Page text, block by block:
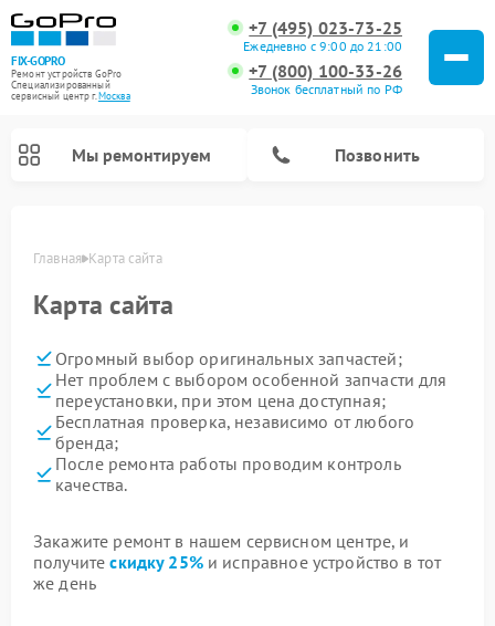
FIX-GOPRO
Ремонт устройств GoPro
Специализированный
cервисный центр г.Москва
+7 (495) 023-73-25
Ежедневно с 9:00 до 21:00
+7 (800) 100-33-26
Звонок бесплатный по РФ
Мы ремонтируем Позвонить
Главная Карта сайта
Карта сайта
Огромный выбор оригинальных запчастей;
Нет проблем с выбором особенной запчасти для
переустановки, при этом цена доступная;
Бесплатная проверка, независимо от любого
бренда;
После ремонта работы проводим контроль
качества.
Закажите ремонт в нашем сервисном центре, и
получитескидку 25%и исправное устройство в тот
же день